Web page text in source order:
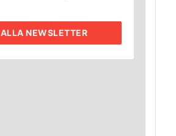
ALLA NEWSLETTER